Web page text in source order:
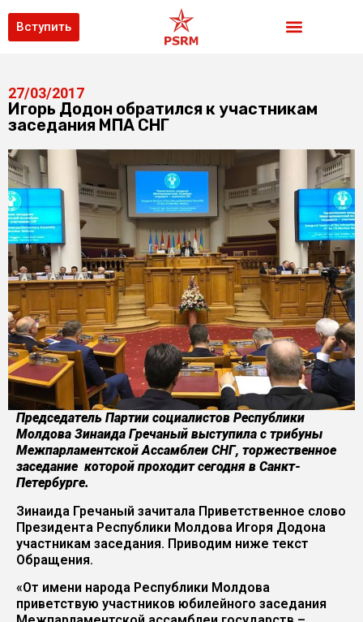
Вступить
27/03/2017
Игорь Додон обратился к участникам
заседания МПА СНГ
Председатель Партии социалистов Республики
Молдова Зинаида Гречаный выступила с трибуны
Межпарламентской Ассамблеи СНГ, торжественное
заседание которой проходит сегодня в Санкт-
Петербурге.
Зинаида Гречаный зачитала Приветственное слово
Президента Республики Молдова Игоря Додона
участникам заседания. Приводим ниже текст
Обращения.
«От имени народа Республики Молдова
приветствую участников юбилейного заседания